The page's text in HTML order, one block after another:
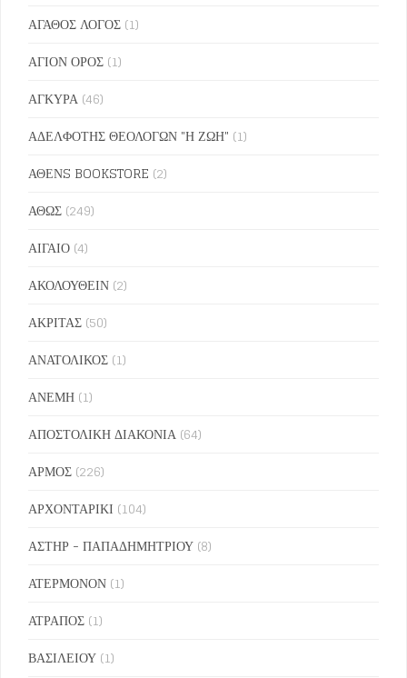
ΑΓΑΘΟΣ ΛΟΓΟΣ (1)
ΑΓΙΟΝ ΟΡΟΣ (1)
ΑΓΚΥΡΑ (46)
ΑΔΕΛΦΟΤΗΣ ΘΕΟΛΟΓΩΝ "Η ΖΩΗ" (1)
ΑΘΕΝS BOOKSTORE (2)
ΑΘΩΣ (249)
ΑΙΓΑΙΟ (4)
ΑΚΟΛΟΥΘΕΙΝ (2)
ΑΚΡΙΤΑΣ (50)
ΑΝΑΤΟΛΙΚΟΣ (1)
ΑΝΕΜΗ (1)
ΑΠΟΣΤΟΛΙΚΗ ΔΙΑΚΟΝΙΑ (64)
ΑΡΜΟΣ (226)
ΑΡΧΟΝΤΑΡΙΚΙ (104)
ΑΣΤΗΡ - ΠΑΠΑΔΗΜΗΤΡΙΟΥ (8)
ΑΤΕΡΜΟΝΟΝ (1)
ΑΤΡΑΠΟΣ (1)
ΒΑΣΙΛΕΙΟΥ (1)